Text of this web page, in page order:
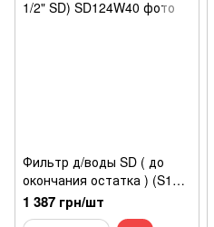
Фильтр д/воды SD ( до
окончания остатка ) (S1
1/2" SD)
1 387 грн/шт